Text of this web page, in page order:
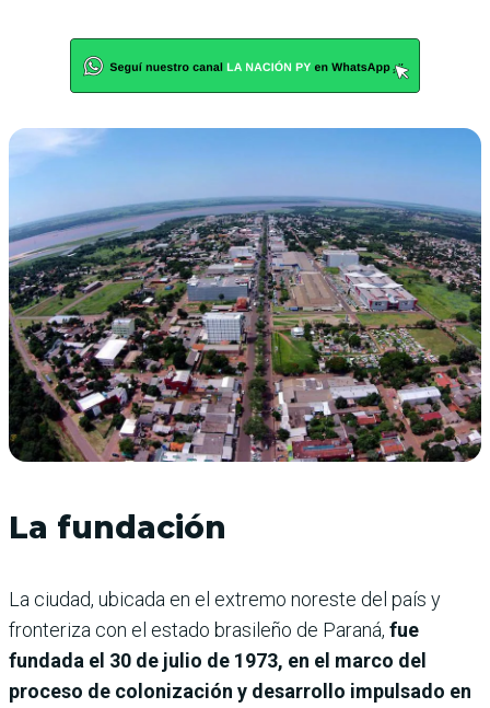
La fundación
La ciudad, ubicada en el extremo noreste del país y
fronteriza con el estado brasileño de Paraná, fue
fundada el 30 de julio de 1973, en el marco del
proceso de colonización y desarrollo impulsado en